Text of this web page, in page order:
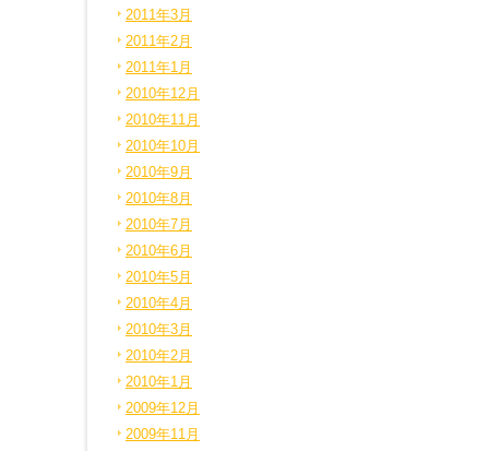
2011年3月
2011年2月
2011年1月
2010年12月
2010年11月
2010年10月
2010年9月
2010年8月
2010年7月
2010年6月
2010年5月
2010年4月
2010年3月
2010年2月
2010年1月
2009年12月
2009年11月